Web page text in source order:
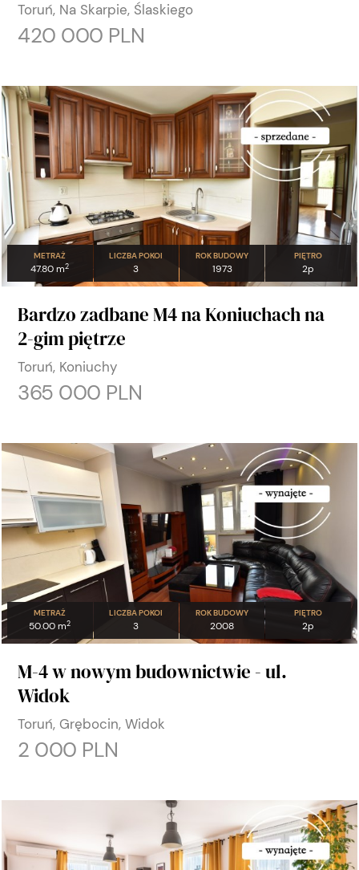
Toruń, Na Skarpie, Ślaskiego
420 000 PLN
METRAŻ
47.80 m2
LICZBA POKOI
3
ROK BUDOWY
1973
PIĘTRO
2p
Bardzo zadbane M4 na Koniuchach na
2-gim piętrze
Toruń, Koniuchy
365 000 PLN
METRAŻ
50.00 m2
LICZBA POKOI
3
ROK BUDOWY
2008
PIĘTRO
2p
M-4 w nowym budownictwie - ul.
Widok
Toruń, Grębocin, Widok
2 000 PLN